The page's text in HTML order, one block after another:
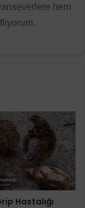
hem
Hastalığı